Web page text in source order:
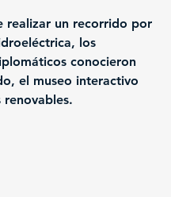
los
conocieron
el museo interactivo
renovables.